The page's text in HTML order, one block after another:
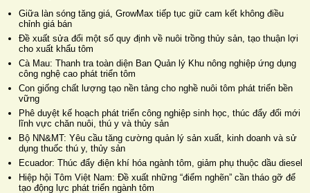
Giữa làn sóng tăng giá, GrowMax tiếp tục giữ cam kết không điều
chỉnh giá bán
Đề xuất sửa đổi một số quy định về nuôi trồng thủy sản, tạo thuận lợi
cho xuất khẩu tôm
Cà Mau: Thanh tra toàn diện Ban Quản lý Khu nông nghiệp ứng dụng
công nghệ cao phát triển tôm
Con giống chất lượng tạo nền tảng cho nghề nuôi tôm phát triển bền
vững
Phê duyệt kế hoạch phát triển công nghiệp sinh học, thúc đẩy đổi mới
lĩnh vực chăn nuôi, thú y và thủy sản
Bộ NN&MT: Yêu cầu tăng cường quản lý sản xuất, kinh doanh và sử
dụng thuốc thú y, thủy sản
Ecuador: Thúc đẩy điện khí hóa ngành tôm, giảm phụ thuộc dầu diesel
Hiệp hội Tôm Việt Nam: Đề xuất những “điểm nghẽn” cần tháo gỡ để
tạo động lực phát triển ngành tôm